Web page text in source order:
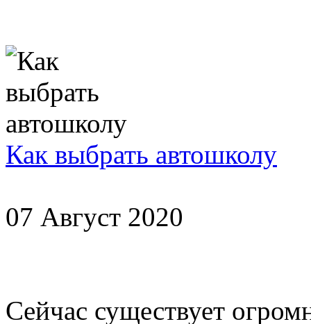
Как выбрать автошколу
07 Август 2020
Сейчас существует